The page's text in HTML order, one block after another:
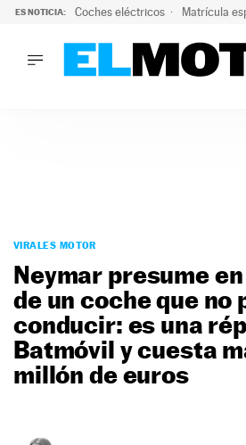
ES NOTICIA: Coches eléctricos Matrícula
PODCAST
MOTOS
TECNOLOGÍA
SUPERCOCHES
MOTORTV
PREMIOS
SERVICIOS
VIRALES MOTOR
Neymar presume
de un coche que no
conducir: es una
Batmóvil y cuesta
millón de euros